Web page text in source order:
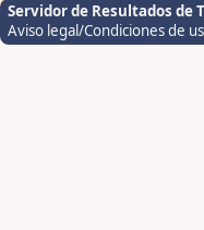
Servidor de Resultados de
Aviso legal/Condiciones de